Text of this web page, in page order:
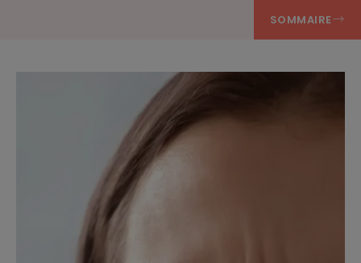
SOMMAIRE